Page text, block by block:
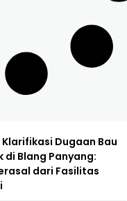
Klarifikasi Dugaan Bau
di Blang Panyang:
dari Fasilitas